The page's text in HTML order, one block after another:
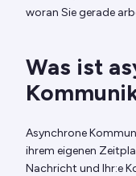
woran Sie gerade
Was ist
Asynchrone
ihrem eigenen
Nachricht und Ihr:e